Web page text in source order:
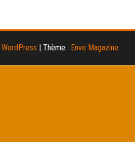
WordPress | Thème : Envo Magazine